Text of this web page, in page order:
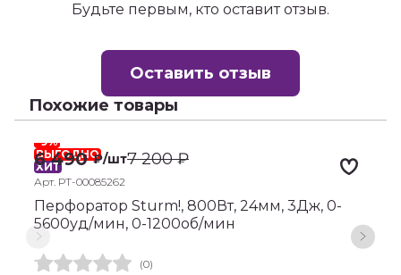
Будьте первым, кто оставит отзыв.
Оставить отзыв
Похожие товары
ВЫГОДНО
ХИТ
-9%
6 490₽/шт7 200₽
Арт. РТ-00085262
Перфоратор Sturm!, 800Вт, 24мм, 3Дж, 0-
5600уд/мин, 0-1200об/мин
(0)